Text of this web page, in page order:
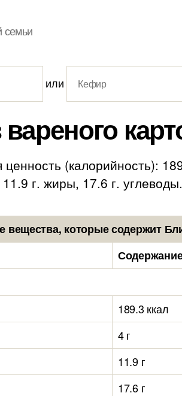
семьи
или
(калорийность):
г. жиры, 17.6 г. углеводы.
которые содержит
189.3 ккал
4 г
11.9 г
17.6 г